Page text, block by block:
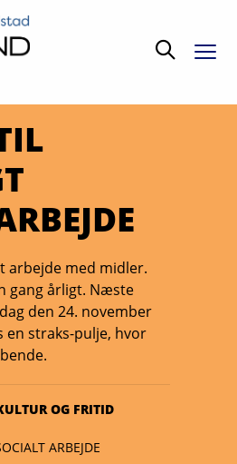
Søg
arbejde med midler.
gang årligt. Næste
den 24. november
en straks-pulje, hvor
OG FRITID
ARBEJDE